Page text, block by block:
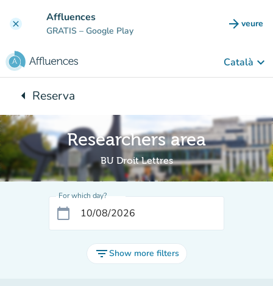
clear Affluences
GRATIS – Google Play arrow_forward veure
(new
Català keyboard_arrow_down
arrow_leftBack to:
Reserva
Researchers area
BU Droit Lettres
For which day?
calendar_today
filter_listShow more filters